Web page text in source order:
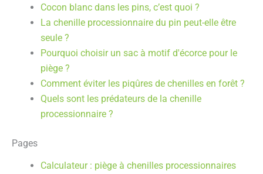
Cocon blanc dans les pins, c’est quoi ?
La chenille processionnaire du pin peut-elle être
seule ?
Pourquoi choisir un sac à motif d'écorce pour le
piège ?
Comment éviter les piqûres de chenilles en forêt ?
Quels sont les prédateurs de la chenille
processionnaire ?
Pages
Calculateur : piège à chenilles processionnaires